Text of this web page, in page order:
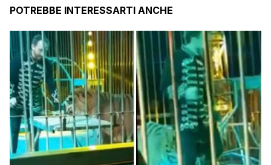
POTREBBE INTERESSARTI ANCHE